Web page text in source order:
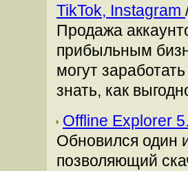
TikTok, Instagram
Продажа
прибыльным
могут
знать, как
Offline Explorer
Обновился один
позволяющий